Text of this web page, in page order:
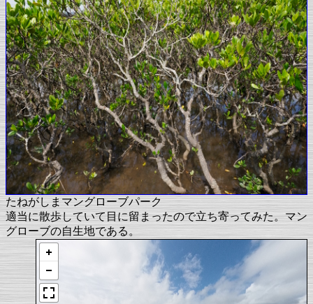
たねがしまマングローブパーク
適当に散歩していて目に留まったので立ち寄ってみた。マン
グローブの自生地である。